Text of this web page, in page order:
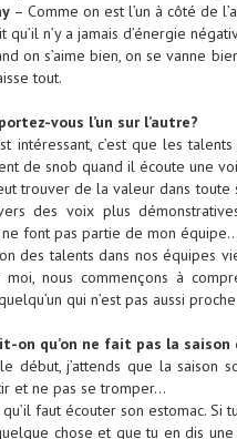
– Comme on est l’un à côté de
qu’il n’y a jamais d’énergie
on s’aime bien, on se vanne
tout.
vous l’un sur l’autre?
intéressant, c’est que les
de snob quand il écoute une
trouver de la valeur dans
des voix plus
font pas partie de mon équipe…
des talents dans nos équipes
nous commençons à
qui n’est pas aussi
on qu’on ne fait pas la saison
début, j’attends que la saison
et ne pas se tromper…
faut écouter son estomac.
chose et que tu en dis